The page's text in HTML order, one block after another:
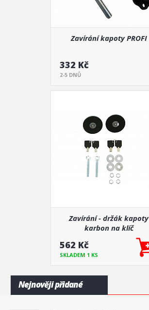
Zavírání kapoty PROFI
332 Kč
2-5 DNŮ
Zavírání - držák kapoty
karbon na klíč
562 Kč
SKLADEM 1 KS
Nejnověji přidané